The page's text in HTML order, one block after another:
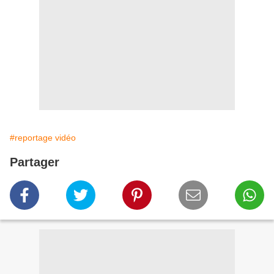
#reportage vidéo
Partager